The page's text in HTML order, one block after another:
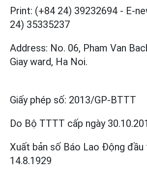
Print: (+84 24) 39232694 - E-
24) 35335237
Address: No. 06, Pham Van
Giay ward, Ha Noi.
Giấy phép số: 2013/GP-BTTT
Do Bộ TTTT cấp ngày
Xuất bản số Báo Lao Động đầu
14.8.1929